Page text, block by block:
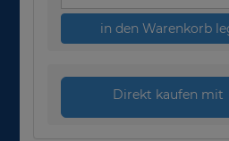
in den Warenkorb
Direkt kaufen mit